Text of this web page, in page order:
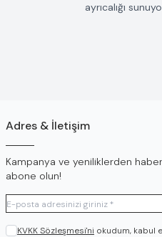
ayrıcalığı
Adres & İletişim
Kampanya ve yeniliklerden
abone olun!
KVKK Sözleşmesi'ni okudum, kabul